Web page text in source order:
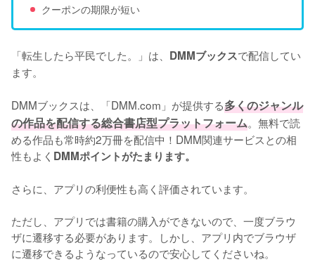
クーポンの期限が短い
「転生したら平民でした。」は、 DMMブックスで配信してい
ます。
DMMブックスは、「DMM.com」が提供する多くのジャンル
の作品を配信する総合書店型プラットフォーム。無料で読
める作品も常時約2万冊を配信中！DMM関連サービスとの相
性もよく DMMポイントがたまります。
さらに、アプリの利便性も高く評価されています。
ただし、アプリでは書籍の購入ができないので、一度ブラウ
ザに遷移する必要があります。しかし、アプリ内でブラウザ
に遷移できるようなっているので安心してくださいね。